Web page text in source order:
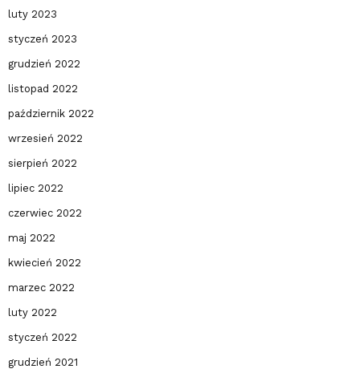
luty 2023
styczeń 2023
grudzień 2022
listopad 2022
październik 2022
wrzesień 2022
sierpień 2022
lipiec 2022
czerwiec 2022
maj 2022
kwiecień 2022
marzec 2022
luty 2022
styczeń 2022
grudzień 2021